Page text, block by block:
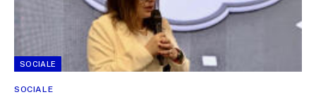
SOCIALE
SOCIALE